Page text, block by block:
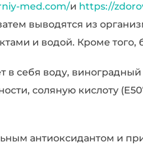
med.com/и https://
выводятся из
и водой. Кроме того,
себя воду, виноградный
соляную кислоту
антиоксидантом и